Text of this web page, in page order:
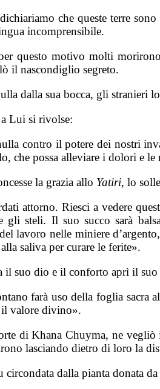
che queste terre
incomprensibile.
questo motivo molti
il nascondiglio segreto.
dalla sua bocca, gli stranieri
Lui si rivolse:
contro il potere dei nostri
che possa alleviare i dolori e le
la grazia allo Yatiri, lo
attorno. Riesci a vedere
gli steli. Il suo succo sarà
lavoro nelle miniere
saliva per curare le ferite».
il suo dio e il conforto aprì il
farà uso della foglia
il valore divino».
di Khana Chuyma, ne
lasciando dietro di loro la
circondata dalla pianta donata